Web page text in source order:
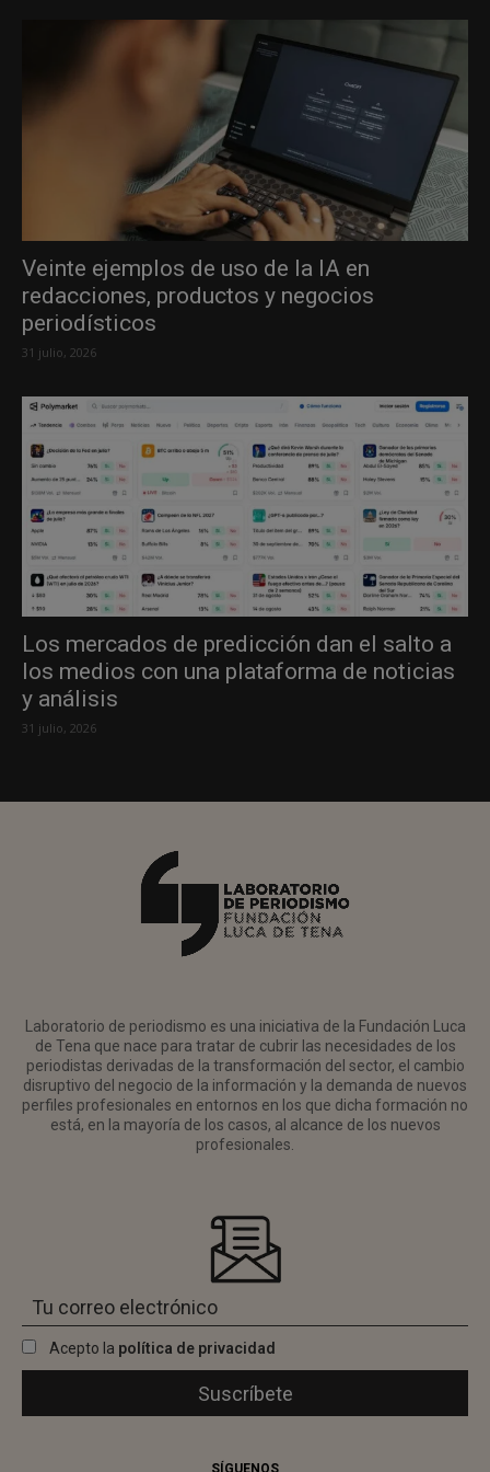
Veinte ejemplos de uso de la IA en
redacciones, productos y negocios
periodísticos
31 julio, 2026
Los mercados de predicción dan el salto a
los medios con una plataforma de noticias
y análisis
31 julio, 2026
Laboratorio de periodismo es una iniciativa de la Fundación Luca
de Tena que nace para tratar de cubrir las necesidades de los
periodistas derivadas de la transformación del sector, el cambio
disruptivo del negocio de la información y la demanda de nuevos
perfiles profesionales en entornos en los que dicha formación no
está, en la mayoría de los casos, al alcance de los nuevos
profesionales.
Acepto la política de privacidad